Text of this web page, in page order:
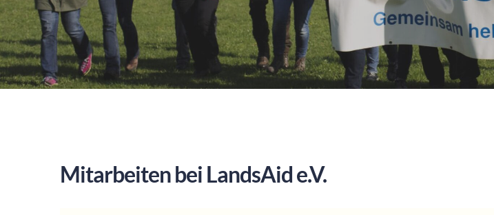
Mitarbeiten bei LandsAid e.V.